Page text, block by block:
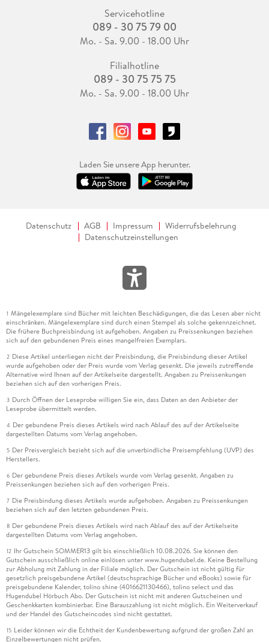
Servicehotline
089 - 30 75 79 00
Mo. - Sa. 9.00 - 18.00 Uhr
Filialhotline
089 - 30 75 75 75
Mo. - Sa. 9.00 - 18.00 Uhr
Laden Sie unsere App herunter.
Datenschutz AGB Impressum
Widerrufsbelehrung
Datenschutzeinstellungen
1 Mängelexemplare sind Bücher mit leichten Beschädigungen, die das Lesen aber nicht
einschränken. Mängelexemplare sind durch einen Stempel als solche gekennzeichnet.
Die frühere Buchpreisbindung ist aufgehoben. Angaben zu Preissenkungen beziehen
sich auf den gebundenen Preis eines mangelfreien Exemplars.
2 Diese Artikel unterliegen nicht der Preisbindung, die Preisbindung dieser Artikel
wurde aufgehoben oder der Preis wurde vom Verlag gesenkt. Die jeweils zutreffende
Alternative wird Ihnen auf der Artikelseite dargestellt. Angaben zu Preissenkungen
beziehen sich auf den vorherigen Preis.
3 Durch Öffnen der Leseprobe willigen Sie ein, dass Daten an den Anbieter der
Leseprobe übermittelt werden.
4 Der gebundene Preis dieses Artikels wird nach Ablauf des auf der Artikelseite
dargestellten Datums vom Verlag angehoben.
5 Der Preisvergleich bezieht sich auf die unverbindliche Preisempfehlung (UVP) des
Herstellers.
6 Der gebundene Preis dieses Artikels wurde vom Verlag gesenkt. Angaben zu
Preissenkungen beziehen sich auf den vorherigen Preis.
7 Die Preisbindung dieses Artikels wurde aufgehoben. Angaben zu Preissenkungen
beziehen sich auf den letzten gebundenen Preis.
8 Der gebundene Preis dieses Artikels wird nach Ablauf des auf der Artikelseite
dargestellten Datums vom Verlag angehoben.
12 Ihr Gutschein SOMMER13 gilt bis einschließlich 10.08.2026. Sie können den
Gutschein ausschließlich online einlösen unter www.hugendubel.de. Keine Bestellung
zur Abholung mit Zahlung in der Filiale möglich. Der Gutschein ist nicht gültig für
gesetzlich preisgebundene Artikel (deutschsprachige Bücher und eBooks) sowie für
preisgebundene Kalender, tolino shine (4016621130466), tolino select und das
Hugendubel Hörbuch Abo. Der Gutschein ist nicht mit anderen Gutscheinen und
Geschenkkarten kombinierbar. Eine Barauszahlung ist nicht möglich. Ein Weiterverkauf
und der Handel des Gutscheincodes sind nicht gestattet.
15 Leider können wir die Echtheit der Kundenbewertung aufgrund der großen Zahl an
Einzelbewertungen nicht prüfen.